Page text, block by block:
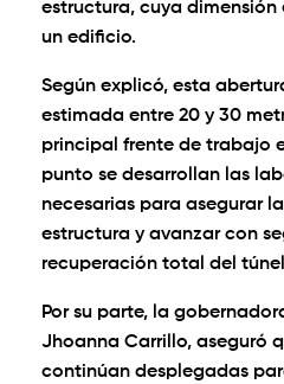
estructura, cuya
un edificio.
Según explicó, esta
estimada entre 20 y 30
principal frente de trabajo
punto se desarrollan las
necesarias para asegurar
estructura y avanzar con
recuperación total del
Por su parte, la
Jhoanna Carrillo, aseguró
continúan desplegadas